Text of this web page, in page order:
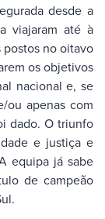
desde a
viajaram até à
no oitavo
os objetivos
nacional e, se
ou apenas com
dado. O triunfo
e justiça e
equipa já sabe
de campeão